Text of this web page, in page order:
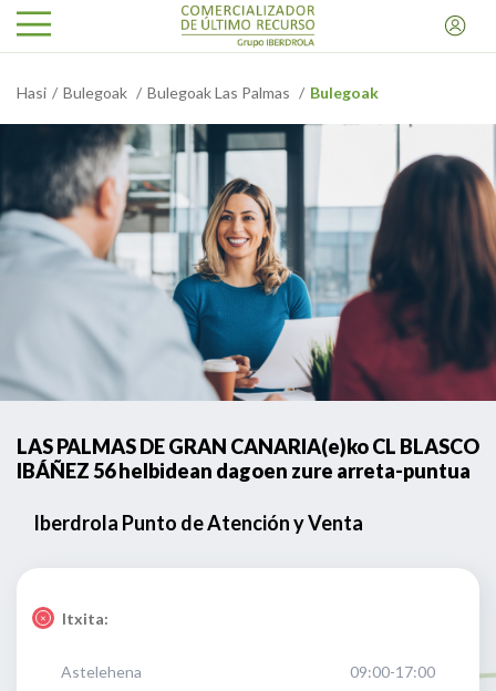
Hasi Bulegoak Bulegoak Las Palmas Bulegoak
LAS PALMAS DE GRAN CANARIA(e)ko CL BLASCO
IBÁÑEZ 56 helbidean dagoen zure arreta-puntua
Iberdrola Punto de Atención y Venta
Itxita:
Astelehena
09:00-17:00